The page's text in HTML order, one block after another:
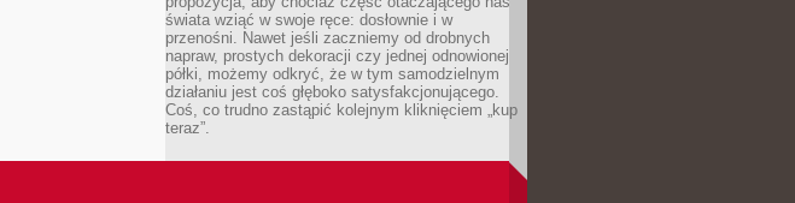
świata wziąć w swoje ręce: dosłownie i w
przenośni. Nawet jeśli zaczniemy od drobnych
napraw, prostych dekoracji czy jednej odnowionej
półki, możemy odkryć, że w tym samodzielnym
działaniu jest coś głęboko satysfakcjonującego.
Coś, co trudno zastąpić kolejnym kliknięciem „kup
teraz”.